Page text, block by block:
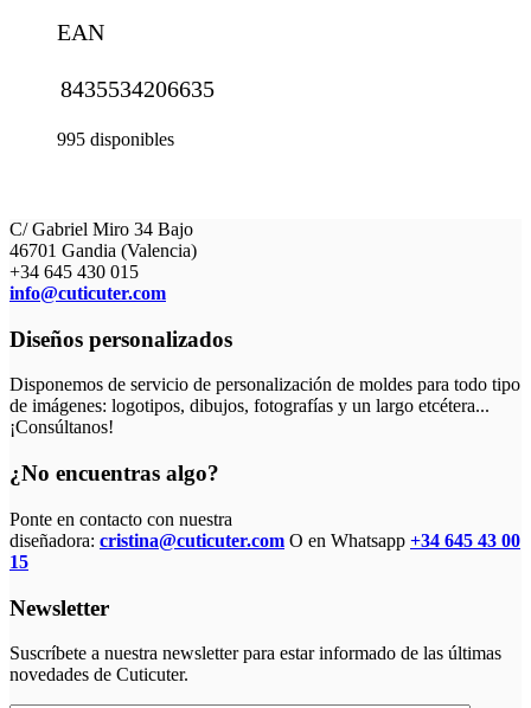
EAN
8435534206635
995 disponibles
C/ Gabriel Miro 34 Bajo
46701 Gandia (Valencia)
+34 645 430 015
info@cuticuter.com
Diseños personalizados
Disponemos de servicio de personalización de moldes para todo tipo
de imágenes: logotipos, dibujos, fotografías y un largo etcétera...
¡Consúltanos!
¿No encuentras algo?
Ponte en contacto con nuestra
diseñadora: cristina@cuticuter.com O en Whatsapp +34 645 43 00
15
Newsletter
Suscríbete a nuestra newsletter para estar informado de las últimas
novedades de Cuticuter.